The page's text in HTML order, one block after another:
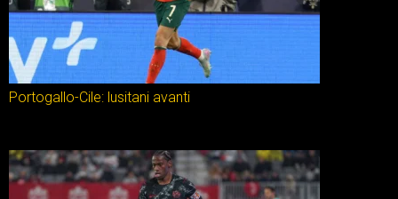
Portogallo-Cile: lusitani avanti